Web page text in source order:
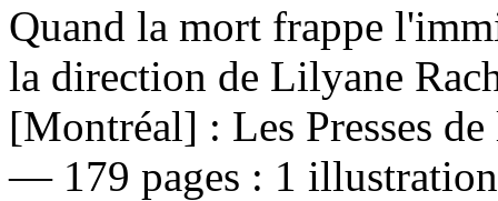
Quand la mort frappe
la direction de Lilyane
[Montréal] : Les Presses
— 179 pages : 1